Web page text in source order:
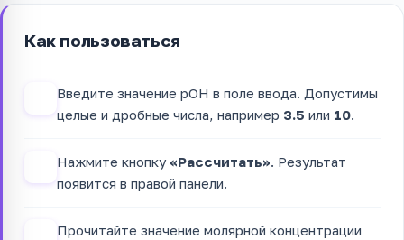
Как пользоваться
Введите значение pOH в поле ввода. Допустимы
целые и дробные числа, например 3.5 или 10.
Нажмите кнопку «Рассчитать». Результат
появится в правой панели.
Прочитайте значение молярной концентрации